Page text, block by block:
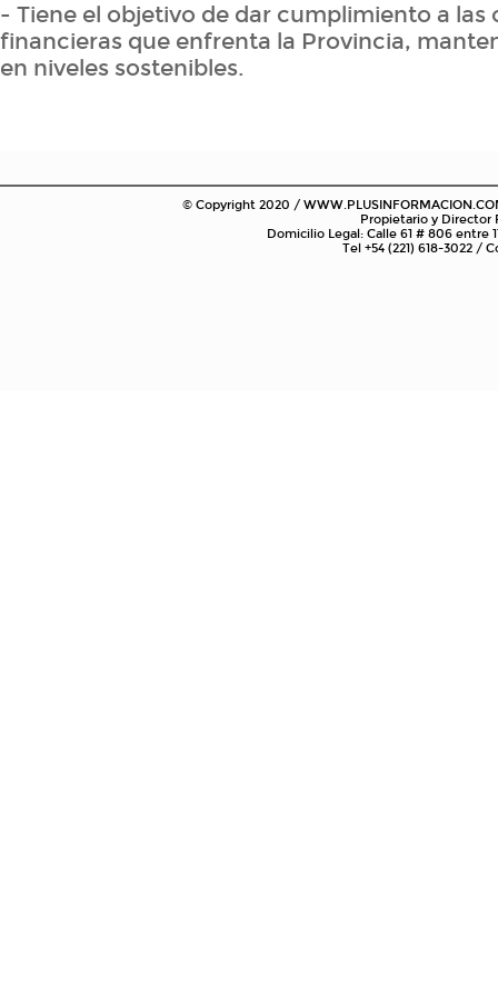
- Tiene el objetivo de dar cumplimiento a las
financieras que enfrenta la Provincia,
en niveles sostenibles.
© Copyright 2020 /
Propietario y Director
Domicilio Legal: Calle 61 # 806 entre
Tel +54 (221) 618-3022 /